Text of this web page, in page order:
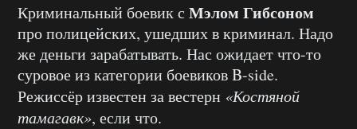
Криминальный боевик с Мэлом Гибсоном
про полицейских, ушедших в криминал. Надо
же деньги зарабатывать. Нас ожидает что-то
суровое из категории боевиков B-side.
Режиссёр известен за вестерн «Костяной
тамагавк», если что.